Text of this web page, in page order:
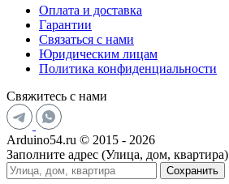
Оплата и доставка
Гарантии
Связаться с нами
Юридическим лицам
Политика конфиденциальности
Свяжитесь с нами
Arduino54.ru © 2015 - 2026
Заполните адрес (Улица, дом, квартира)
Сохранить